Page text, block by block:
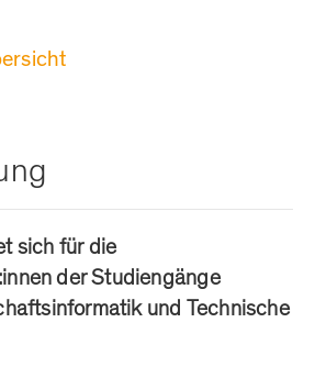
sich für die
der Studiengänge
und Technische